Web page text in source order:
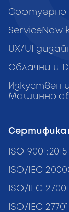
Софтуерно
ServiceNow
UX/UI
Облачни и
Изкуствен
Машинно
ISO 9001:2015
ISO/IEC
ISO/IEC
ISO/IEC